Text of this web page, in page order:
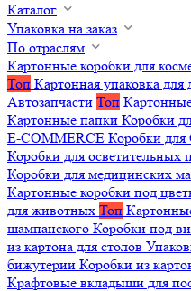
Каталог
Упаковка на заказ
По отраслям
Картонные коробки для
Топ Картонная упаковка для
Автозапчасти Топ
Картонные папки Коробки
E-COMMERCE Коробки для
Коробки для осветительных
Коробки для медицинских
Картонные коробки под
для животных Топ
шампанского Коробки под
из картона для столов
бижутерии Коробки из
Крафтовые вкладыши для